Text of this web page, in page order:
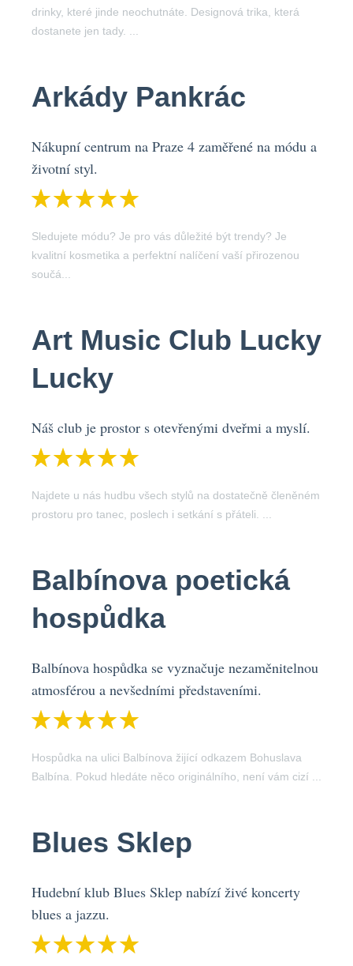
drinky, které jinde neochutnáte. Designová trika, která
dostanete jen tady. ...
Arkády Pankrác
Nákupní centrum na Praze 4 zaměřené na módu a
životní styl.
Sledujete módu? Je pro vás důležité být trendy? Je
kvalitní kosmetika a perfektní nalíčení vaší přirozenou
součá...
Art Music Club Lucky
Lucky
Náš club je prostor s otevřenými dveřmi a myslí.
Najdete u nás hudbu všech stylů na dostatečně členěném
prostoru pro tanec, poslech i setkání s přáteli. ...
Balbínova poetická
hospůdka
Balbínova hospůdka se vyznačuje nezaměnitelnou
atmosférou a nevšedními představeními.
Hospůdka na ulici Balbínova žijící odkazem Bohuslava
Balbína. Pokud hledáte něco originálního, není vám cizí ...
Blues Sklep
Hudební klub Blues Sklep nabízí živé koncerty
blues a jazzu.